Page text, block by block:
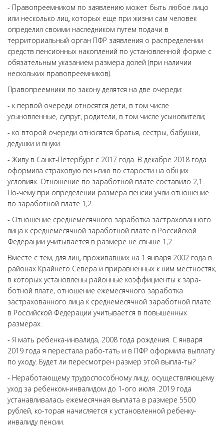
- Правопреемником по заявлению может быть любое лицо
или несколько лиц, которых еще при жизни сам человек
определил своими наследником путем подачи в
территориальный орган ПФР заявления о распределении
средств пенсионных накоплений по установленной форме с
обязательным указанием размера долей (при наличии
нескольких правопреемников).
Правопреемники по закону делятся на две очереди:
- к первой очереди относятся дети, в том числе
усыновленные, супруг, родители, в том числе усыновители;
- ко второй очереди относятся братья, сестры, бабушки,
дедушки и внуки.
- Живу в Санкт-Петербург с 2017 года. В декабре 2018 года
оформила страховую пен-сию по старости на общих
условиях. Отношение по заработной плате составило 2,1.
По-чему при определении размера пенсии учли отношение
по заработной плате 1,2.
- Отношение среднемесячного заработка застрахованного
лица к среднемесячной заработной плате в Российской
Федерации учитывается в размере не свыше 1,2.
Вместе с тем, для лиц, проживавших на 1 января 2002 года в
районах Крайнего Севера и приравненных к ним местностях,
в которых установлены районные коэффициенты к зара-
ботной плате, отношение ежемесячного заработка
застрахованного лица к среднемесячной заработной плате
в Российской Федерации учитывается в повышенных
размерах.
- Я мать ребенка-инвалида, 2008 года рождения. С января
2019 года я перестала рабо-тать и в ПФР оформила выплату
по уходу. Будет ли пересмотрен размер этой выпла-ты?
- Неработающему трудоспособному лицу, осуществляющему
уход за ребенком-инвалидом до 1-ого июля .2019 года
устанавливалась ежемесячная выплата в размере 5500
рублей, ко-торая начисляется к установленной ребенку-
инвалиду пенсии.